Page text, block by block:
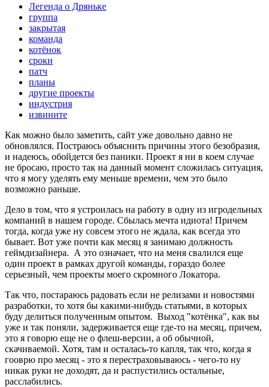
Легенда о Дряньке
группа
закрытая
команда
котёнок
сроки
патч
планы
другие проекты
индустрия
извините
Как можно было заметить, сайт уже довольно давно не
обновлялся. Постраюсь объяснить причины этого безобразия,
и надеюсь, обойдется без паники. Проект я ни в коем случае
не бросаю, просто так на данный момент сложилась ситуация,
что я могу уделять ему меньше времени, чем это было
возможно раньше.
Дело в том, что я устроилась на работу в одну из игродельных
компаний в нашем городе. Сбылась мечта идиота! Причем
тогда, когда уже ну совсем этого не ждала, как всегда это
бывает. Вот уже почти как месяц я занимаю должность
геймдизайнера. А это означает, что на меня свалился еще
один проект в рамках другой команды, гораздо более
серьезный, чем проекты моего скромного Локатора.
Так что, постараюсь радовать если не релизами и новостями
разработки, то хотя бы какими-нибудь статьями, в которых
буду делиться полученным опытом. Выход "котёнка", как вы
уже и так поняли, задерживается еще где-то на месяц, причем,
это я говорю еще не о флеш-версии, а об обычной,
скачиваемой. Хотя, там и осталась-то капля, так что, когда я
гооврю про месяц - это я перестраховываюсь - чего-то ну
никак руки не доходят, да и распустились остальные,
расслабились.